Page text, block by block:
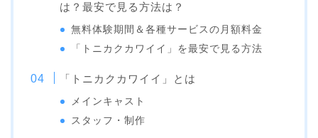
は？最安で見る方法は？
無料体験期間＆各種サービスの月額料金
「トニカクカワイイ」を最安で見る方法
「トニカクカワイイ」とは
メインキャスト
スタッフ・制作